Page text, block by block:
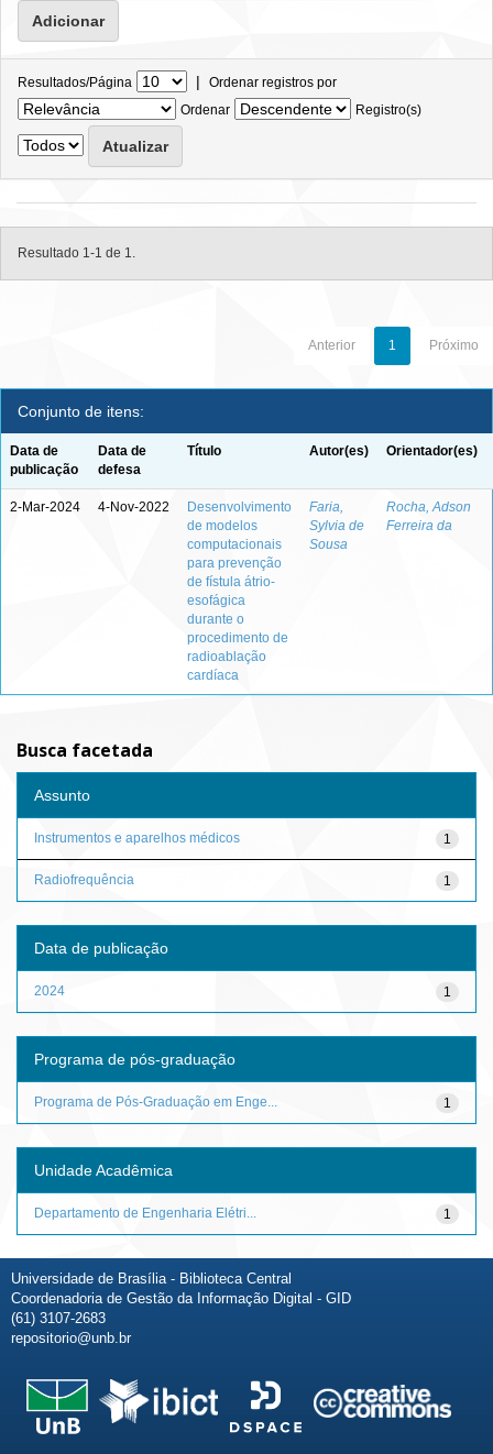
Resultados/Página | Ordenar registros por
Ordenar
Registro(s)
Resultado 1-1 de 1.
Anterior 1 Próximo
Conjunto de itens:
Data de
publicação
Data de
defesa
Título Autor(es) Orientador(es)
2-Mar-2024 4-Nov-2022
Desenvolvimento
de modelos
computacionais
para prevenção
de fístula átrio-
esofágica
durante o
procedimento de
radioablação
cardíaca
Faria,
Sylvia de
Sousa
Rocha, Adson
Ferreira da
Busca facetada
Assunto
1
Instrumentos e aparelhos médicos
1
Radiofrequência
Data de publicação
1
2024
Programa de pós-graduação
1
Programa de Pós-Graduação em Enge...
Unidade Acadêmica
1
Departamento de Engenharia Elétri...
Universidade de Brasília - Biblioteca Central
Coordenadoria de Gestão da Informação Digital - GID
(61) 3107-2683
repositorio@unb.br